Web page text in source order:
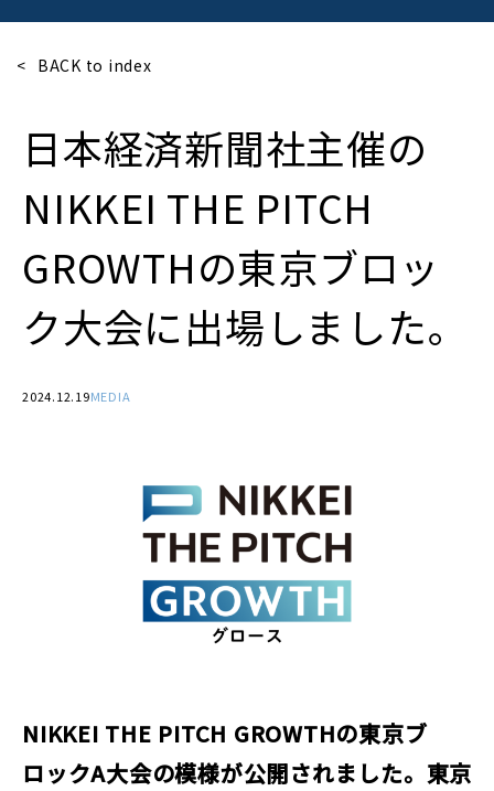
BACK to index
日本経済新聞社主催の
NIKKEI THE PITCH
GROWTHの東京ブロッ
ク大会に出場しました。
2024.12.19MEDIA
NIKKEI THE PITCH GROWTHの東京ブ
ロックA大会の模様が公開されました。東京